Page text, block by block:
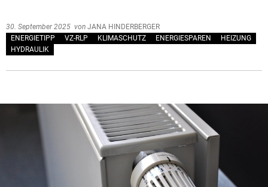
30. September 2025 von JANA HINDERBERGER
ENERGIETIPP
VZ-RLP KLIMASCHUTZ ENERGIESPAREN
HEIZUNG
HYDRAULIK